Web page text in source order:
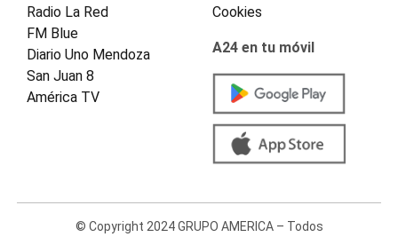
Radio La Red
FM Blue
Diario Uno Mendoza
San Juan 8
América TV
Cookies
A24 en tu móvil
© Copyright 2024 GRUPO AMERICA – Todos